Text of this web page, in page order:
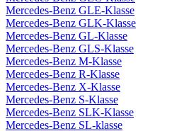
Mercedes-Benz GLE-Klasse
Mercedes-Benz GLK-Klasse
Mercedes-Benz GL-Klasse
Mercedes-Benz GLS-Klasse
Mercedes-Benz M-Klasse
Mercedes-Benz R-Klasse
Mercedes-Benz X-Klasse
Mercedes-Benz S-Klasse
Mercedes-Benz SLK-Klasse
Mercedes-Benz SL-klasse